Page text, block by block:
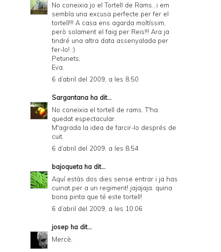
No coneixia jo el Tortell de Rams...i em
sembla una excusa perfecte per fer el
tortell!!! A casa ens agarda moltíssim,
però solament el faig per Reis!!! Ara ja
tindré una altra data assenyalada per
fer-lo! :)
Petunets,
Eva.
6 d’abril del 2009, a les 8:50
Sargantana ha dit...
No coneixia el tortell de rams. T'ha
quedat espectacular.
M'agrada la idea de farcir-lo després de
cuit.
6 d’abril del 2009, a les 8:54
bajoqueta ha dit...
Aquí estàs dos dies sense entrar i ja has
cuinat per a un regiment! jajajaja. quina
bona pinta que té este tortell!
6 d’abril del 2009, a les 10:06
josep ha dit...
Mercè,